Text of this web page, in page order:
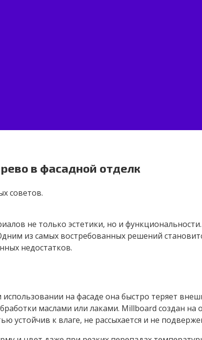
в фасадной отделк
советов.
не только эстетики, но и
из самых востребованных решений
недостатков.
на фасаде она быстро теряет
маслами или лаками. Millboard создан
устойчив к влаге, не рассыхается и не